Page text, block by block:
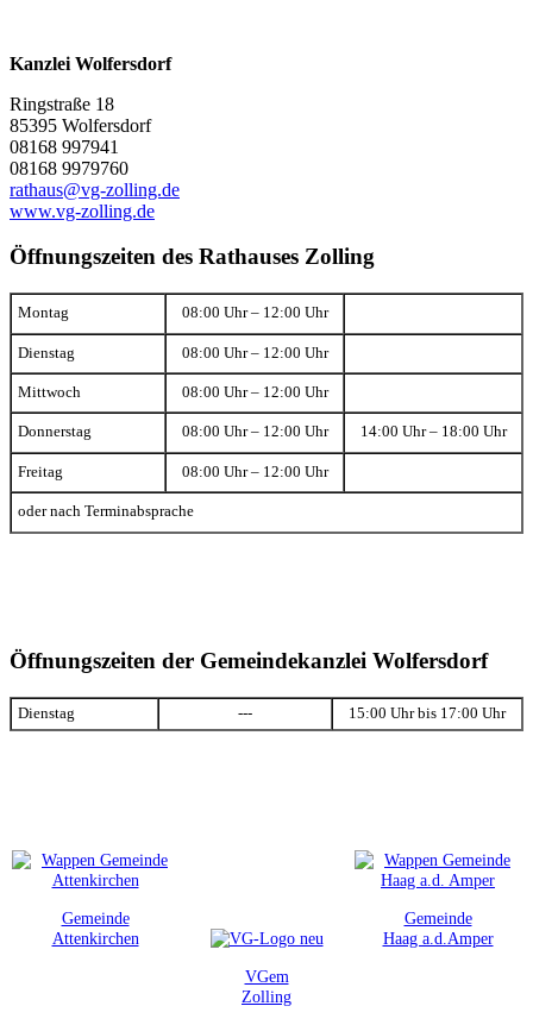
Kanzlei Wolfersdorf
Ringstraße 18
85395 Wolfersdorf
08168 997941
08168 9979760
rathaus@vg-zolling.de
www.vg-zolling.de
Öffnungszeiten des Rathauses Zolling
Montag 08:00 Uhr – 12:00 Uhr
Dienstag 08:00 Uhr – 12:00 Uhr
Mittwoch 08:00 Uhr – 12:00 Uhr
Donnerstag 08:00 Uhr – 12:00 Uhr 14:00 Uhr – 18:00 Uhr
Freitag 08:00 Uhr – 12:00 Uhr
oder nach Terminabsprache
Öffnungszeiten der Gemeindekanzlei Wolfersdorf
Dienstag --- 15:00 Uhr bis 17:00 Uhr
Gemeinde
Attenkirchen
VGem
Zolling
Gemeinde
Haag a.d.Amper